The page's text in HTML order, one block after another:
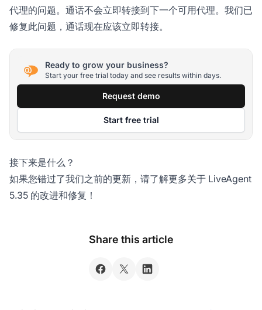
代理的问题。通话不会立即转接到下一个可用代理。我们已
修复此问题，通话现在应该立即转接。
Ready to grow your business?
Start your free trial today and see results within days.
Request demo
Start free trial
接下来是什么？
如果您错过了我们之前的更新，请了解更多关于 LiveAgent
5.35 的改进和修复！
Share this article